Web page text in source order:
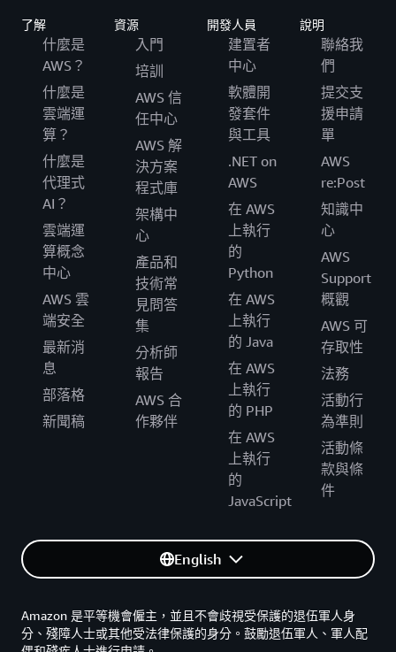
了解
什麼是
AWS？
什麼是
雲端運
算？
什麼是
代理式
AI？
雲端運
算概念
中心
AWS 雲
端安全
最新消
息
部落格
新聞稿
資源
入門
培訓
AWS 信
任中心
AWS 解
決方案
程式庫
架構中
心
產品和
技術常
見問答
集
分析師
報告
AWS 合
作夥伴
開發人員
建置者
中心
軟體開
發套件
與工具
.NET on
AWS
在 AWS
上執行
的
Python
在 AWS
上執行
的 Java
在 AWS
上執行
的 PHP
在 AWS
上執行
的
JavaScript
說明
聯絡我
們
提交支
援申請
單
AWS
re:Post
知識中
心
AWS
Support
概觀
AWS 可
存取性
法務
活動行
為準則
活動條
款與條
件
English
Amazon 是平等機會僱主，並且不會歧視受保護的退伍軍人身
分、殘障人士或其他受法律保護的身分。鼓勵退伍軍人、軍人配